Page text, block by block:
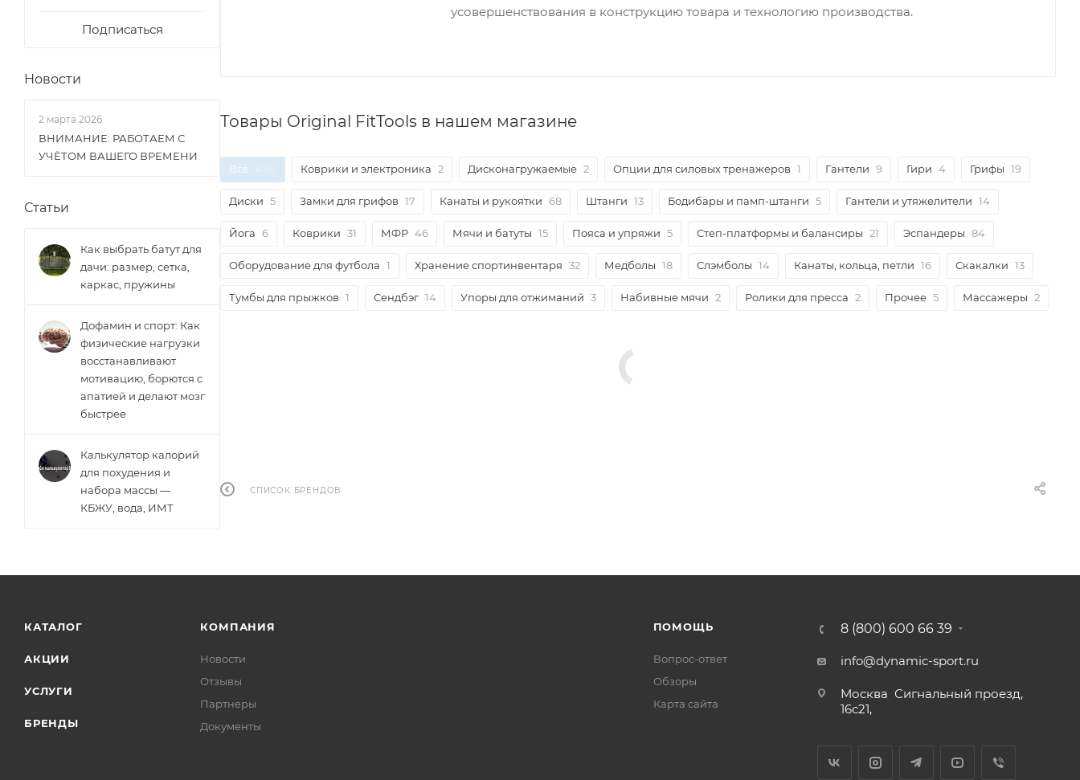
усовершенствования в конструкцию товара и технологию производства.
Товары Original FitTools в нашем магазине
Все Коврики и электроника 2 Дисконагружаемые 2 Опции для силовых тренажеров 1 Гантели 9 Гири 4 Грифы 19
Диски 5 Замки для грифов 17 Канаты и рукоятки 68 Штанги 13 Бодибары и памп-штанги 5 Гантели и утяжелители 14
Йога 6 Коврики 31 МФР 46 Мячи и батуты 15 Пояса и упряжи 5 Степ-платформы и балансиры 21 Эспандеры 84
Оборудование для футбола 1 Хранение спортинвентаря 32 Медболы 18 Слэмболы 14 Канаты, кольца, петли 16 Скакалки 13
Тумбы для прыжков 1 Сендбэг 14 Упоры для отжиманий 3 Набивные мячи 2 Ролики для пресса 2 Прочее 5 Массажеры 2
СПИСОК БРЕНДОВ
Подписаться
Новости
2 марта 2026
ВНИМАНИЕ: РАБОТАЕМ С
УЧЁТОМ ВАШЕГО ВРЕМЕНИ
Статьи
Как выбрать батут для
дачи: размер, сетка,
каркас, пружины
Дофамин и спорт: Как
физические нагрузки
восстанавливают
мотивацию, борются с
апатией и делают мозг
быстрее
Калькулятор калорий
для похудения и
набора массы —
КБЖУ, вода, ИМТ
КАТАЛОГ
АКЦИИ
УСЛУГИ
БРЕНДЫ
КОМПАНИЯ
Новости
Отзывы
Партнеры
Документы
ПОМОЩЬ
Вопрос-ответ
Обзоры
Карта сайта
8 (800) 600 66 39
info@dynamic-sport.ru
Москва Сигнальный проезд,
16с21,